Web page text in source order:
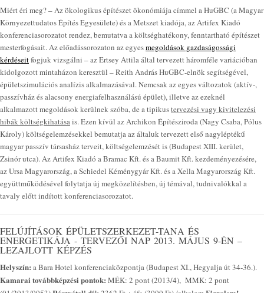
Miért éri meg? – Az ökologikus építészet ökonómiája címmel a HuGBC (a Magyar
Környezettudatos Építés Egyesülete) és a Metszet kiadója, az Artifex Kiadó
konferenciasorozatot rendez, bemutatva a költséghatékony, fenntartható építészet
mesterfogásait. Az előadássorozaton az egyesmegoldások gazdaságossági
kérdéseitfogjuk vizsgálni – az Ertsey Attila által tervezett háromféle variációban
kidolgozott mintaházon keresztül – Reith András HuGBC-elnök segítségével,
épületszimulációs analízis alkalmazásával. Nemcsak az egyes változatok (aktív-,
passzívház és alacsony energiafelhasználású épület), illetve az ezeknél
alkalmazott megoldások kerülnek szóba, de a tipikustervezési vagy kivitelezési
hibák költségkihatásais. Ezen kívül az Archikon Építésziroda (Nagy Csaba, Pólus
Károly) költségelemzésekkel bemutatja az általuk tervezett első nagyléptékű
magyar passzív társasház terveit, költségelemzését is (Budapest XIII. kerület,
Zsinór utca). Az Artifex Kiadó a Bramac Kft. és a Baumit Kft. kezdeményezésére,
az Ursa Magyarország, a Schiedel Kéménygyár Kft. és a Xella Magyarország Kft.
együttműködésével folytatja új megközelítésben, új témával, tudnivalókkal a
tavaly előtt indított konferenciasorozatot.
FELÚJÍTÁSOK ÉPÜLETSZERKEZET-TANA ÉS
ENERGETIKÁJA - TERVEZŐI NAP 2013. MÁJUS 9-ÉN –
LEZAJLOTT KÉPZÉS
Helyszín: a Bara Hotel konferenciaközpontja (Budapest XI., Hegyalja út 34-36.).
Kamarai továbbképzési pontok: MÉK: 2 pont (2013/4), MMK: 2 pont